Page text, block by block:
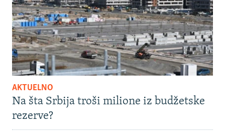
AKTUELNO
Na šta Srbija troši milione iz budžetske
rezerve?